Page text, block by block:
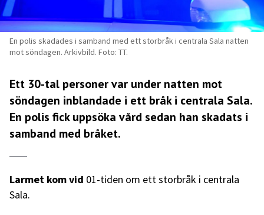
En polis skadades i samband med ett storbråk i centrala Sala natten
mot söndagen. Arkivbild. Foto: TT.
Ett 30-tal personer var under natten mot
söndagen inblandade i ett bråk i centrala Sala.
En polis fick uppsöka vård sedan han skadats i
samband med bråket.
Larmet kom vid 01-tiden om ett storbråk i centrala
Sala.